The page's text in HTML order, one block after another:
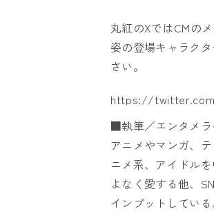
丸紅のXではCMの
姿の登場キャラク
さい。
https://twitter.com/
■執筆／エンタメ
アニメやマンガ、
ニメ系、アイドル
よなく愛する他、
インプットしてい